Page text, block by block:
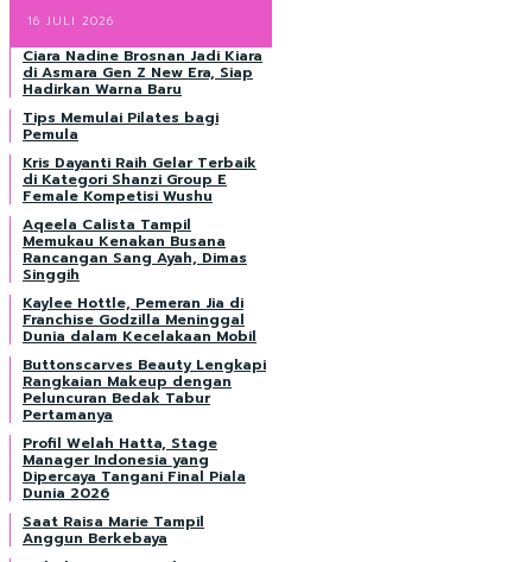
16 JULI 2026
Ciara Nadine Brosnan Jadi Kiara
di Asmara Gen Z New Era, Siap
Hadirkan Warna Baru
Tips Memulai Pilates bagi
Pemula
Kris Dayanti Raih Gelar Terbaik
di Kategori Shanzi Group E
Female Kompetisi Wushu
Aqeela Calista Tampil
Memukau Kenakan Busana
Rancangan Sang Ayah, Dimas
Singgih
Kaylee Hottle, Pemeran Jia di
Franchise Godzilla Meninggal
Dunia dalam Kecelakaan Mobil
Buttonscarves Beauty Lengkapi
Rangkaian Makeup dengan
Peluncuran Bedak Tabur
Pertamanya
Profil Welah Hatta, Stage
Manager Indonesia yang
Dipercaya Tangani Final Piala
Dunia 2026
Saat Raisa Marie Tampil
Anggun Berkebaya